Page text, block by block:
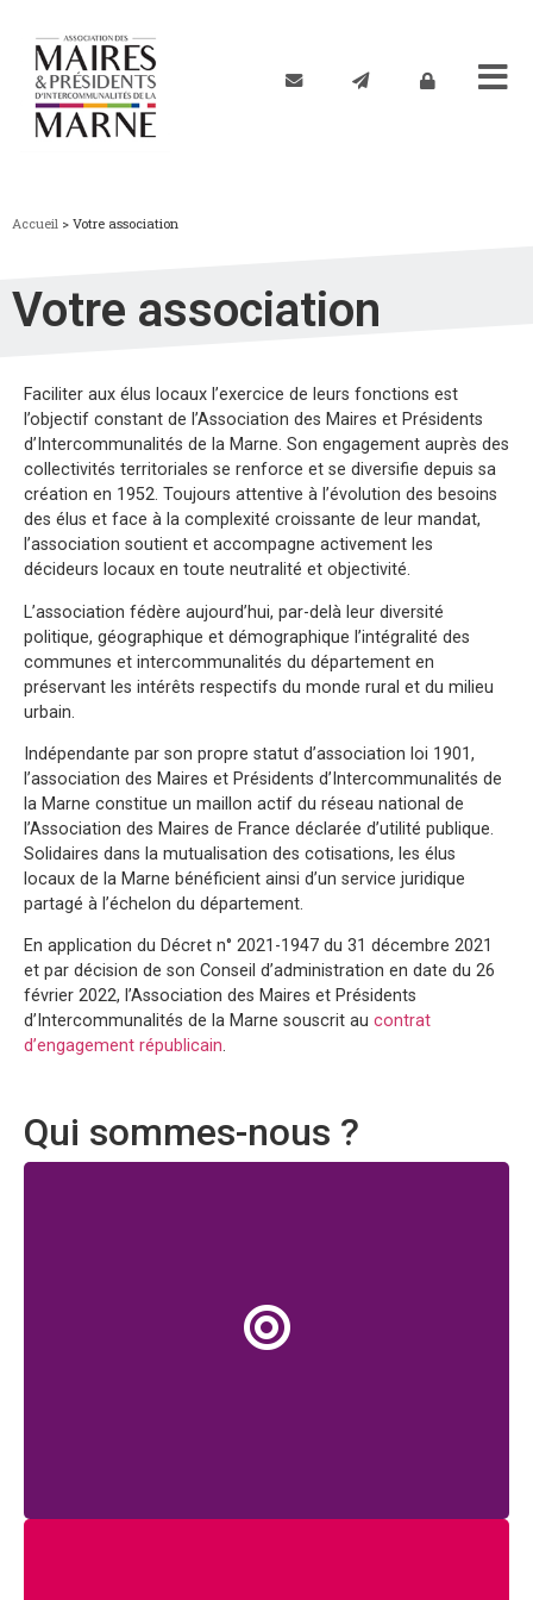
Accueil > Votre association
Votre association
Faciliter aux élus locaux l’exercice de leurs fonctions est
l’objectif constant de l’Association des Maires et Présidents
d’Intercommunalités de la Marne. Son engagement auprès des
collectivités territoriales se renforce et se diversifie depuis sa
création en 1952. Toujours attentive à l’évolution des besoins
des élus et face à la complexité croissante de leur mandat,
l’association soutient et accompagne activement les
décideurs locaux en toute neutralité et objectivité.
L’association fédère aujourd’hui, par-delà leur diversité
politique, géographique et démographique l’intégralité des
communes et intercommunalités du département en
préservant les intérêts respectifs du monde rural et du milieu
urbain.
Indépendante par son propre statut d’association loi 1901,
l’association des Maires et Présidents d’Intercommunalités de
la Marne constitue un maillon actif du réseau national de
l’Association des Maires de France déclarée d’utilité publique.
Solidaires dans la mutualisation des cotisations, les élus
locaux de la Marne bénéficient ainsi d’un service juridique
partagé à l’échelon du département.
En application du Décret n° 2021-1947 du 31 décembre 2021
et par décision de son Conseil d’administration en date du 26
février 2022, l’Association des Maires et Présidents
d’Intercommunalités de la Marne souscrit au contrat
d’engagement républicain.
Qui sommes-nous ?
Nos missions